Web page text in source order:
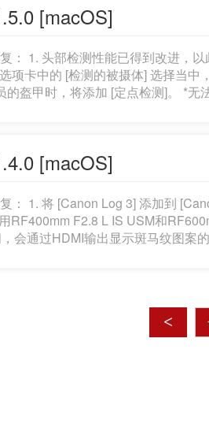
步骤的说明(用日语,英语,法语,西班
[macOS]
： 1. 头部检测性能已得到改进，
项卡中的 [检测的被摄体] 选择当
盔甲时，将添加 [定点检测]。 *
的中心按压操作功能。 7. 在同时
录的存储卡。 8. 已将 [抑制低帧频]
[macOS]
Log 3] 添加到 [Canon Log settings]。 2.
RF400mm F2.8 L IS USM和
会通过HDMI输出显示斑马纹图案
载的资料包括固件(文件名称: EOSR6140.FIR，文件大
<